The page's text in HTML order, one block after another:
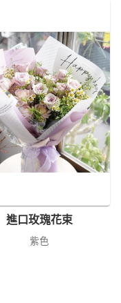
進口玫瑰花束
紫色